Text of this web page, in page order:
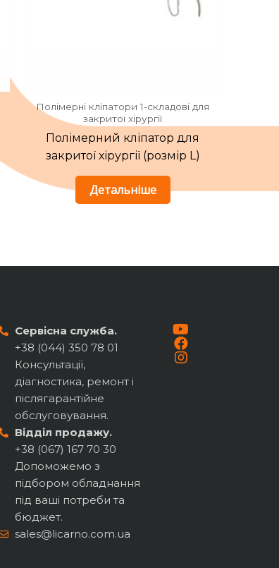
Полімерні кліпатори 1-складові для
закритої хірургії
Полімерний кліпатор для
закритої хірургії (розмір L)
Детальніше
Сервісна служба.
+38 (044) 350 78 01
Консультації,
діагностика, ремонт і
післягарантійне
обслуговування.
Відділ продажу.
+38 (067) 167 70 30
Допоможемо з
підбором обладнання
під ваші потреби та
бюджет.
sales@licarno.com.ua